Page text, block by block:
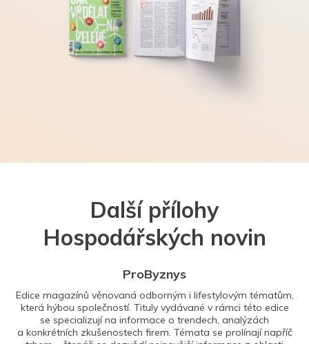
Další přílohy
Hospodářských novin
ProByznys
Edice magazínů věnovaná odborným i lifestylovým tématům,
která hýbou společností. Tituly vydávané v rámci této edice
se specializují na informace o trendech, analýzách
a konkrétních zkušenostech firem. Témata se prolínají napříč